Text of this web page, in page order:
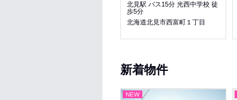
北見駅 バス15分 光西中学校 徒
歩5分
北海道北見市西富町１丁目
新着物件
NEW